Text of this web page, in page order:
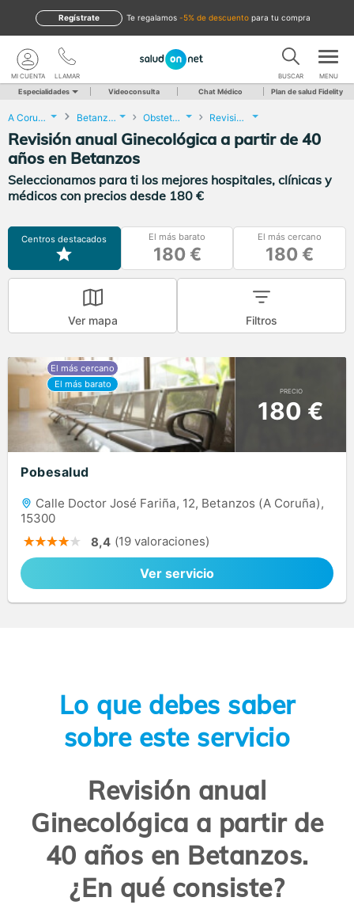
te regalamos -5% de descuento para tu compra
Regístrate
LLAMAR
MI CUENTA BUSCAR MENU
Especialidades Videoconsulta Chat Médico Plan de salud Fidelity
A Coruña Betanzos Obstetricia y Ginecología Revisión anual Ginecológica a partir de 40 años
Revisión anual Ginecológica a partir de 40
años en Betanzos
Seleccionamos para ti los mejores hospitales, clínicas y
médicos con precios desde 180 €
Centros destacados El más barato
180 €
El más cercano
180 €
Ver mapa Filtros
PRECIO
180 €
Pobesalud
Calle Doctor José Fariña, 12, Betanzos (A Coruña),
15300
8,4 (19 valoraciones)
Ver servicio
Lo que debes saber
sobre este servicio
Revisión anual
Ginecológica a partir de
40 años en Betanzos.
¿En qué consiste?